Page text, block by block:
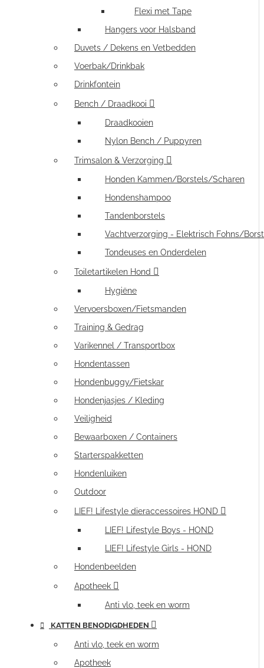
Flexi met Tape
Hangers voor Halsband
Duvets / Dekens en Vetbedden
Voerbak/Drinkbak
Drinkfontein
Bench / Draadkooi
Draadkooien
Nylon Bench / Puppyren
Trimsalon & Verzorging
Honden Kammen/Borstels/Scharen
Hondenshampoo
Tandenborstels
Vachtverzorging - Elektrisch Fohns/
Tondeuses en Onderdelen
Toiletartikelen Hond
Hygiëne
Vervoersboxen/Fietsmanden
Training & Gedrag
Varikennel / Transportbox
Hondentassen
Hondenbuggy/Fietskar
Hondenjasjes / Kleding
Veiligheid
Bewaarboxen / Containers
Starterspakketten
Hondenluiken
Outdoor
LIEF! Lifestyle dieraccessoires HOND
LIEF! Lifestyle Boys - HOND
LIEF! Lifestyle Girls - HOND
Hondenbeelden
Apotheek
Anti vlo, teek en worm
KATTEN BENODIGDHEDEN
Anti vlo, teek en worm
Apotheek